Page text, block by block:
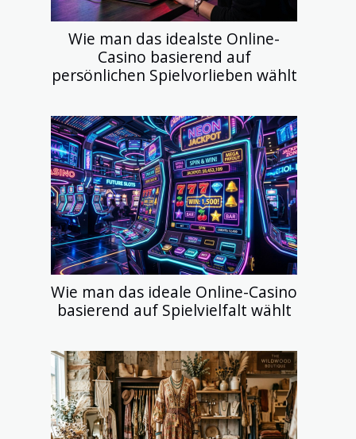
Wie man das idealste Online-
Casino basierend auf
persönlichen Spielvorlieben wählt
Wie man das ideale Online-Casino
basierend auf Spielvielfalt wählt